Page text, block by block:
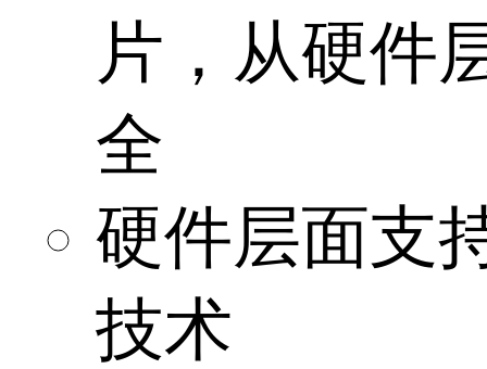
片，从硬件
全
硬件层面支
技术